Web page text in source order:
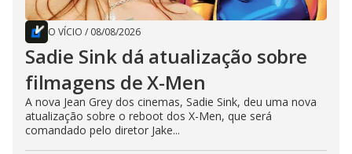
O VÍCIO / 08/08/2026
Sadie Sink dá atualização sobre
filmagens de X-Men
A nova Jean Grey dos cinemas, Sadie Sink, deu uma nova
atualização sobre o reboot dos X-Men, que será
comandado pelo diretor Jake...